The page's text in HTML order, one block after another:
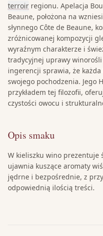
terroir regionu. Apelacja
Beaune, położona na
słynnego Côte de Beaune,
zróżnicowanej kompozycji
wyraźnym charakterze i
tradycyjnej uprawy
ingerencji sprawia, że
swojego pochodzenia. Jego
przykładem tej filozofii,
czystości owocu i
Opis smaku
W kieliszku wino prezentuje
ujawnia kuszące aromaty
jędrne i bezpośrednie, z
odpowiednią ilością treści.